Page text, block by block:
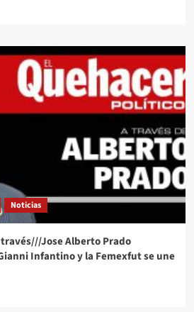
Noticias
Jose Alberto Prado
Infantino y la Femexfut se une